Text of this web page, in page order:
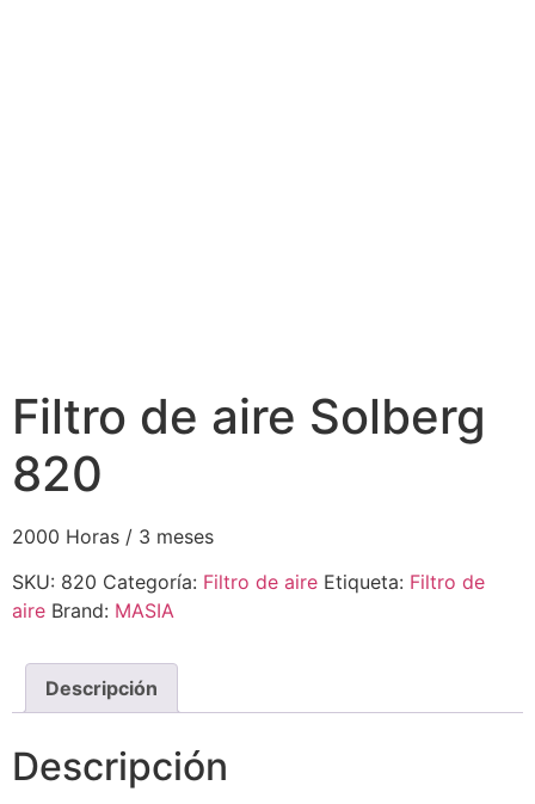
Filtro de aire Solberg
820
2000 Horas / 3 meses
SKU: 820 Categoría: Filtro de aire Etiqueta: Filtro de
aire Brand: MASIA
Descripción
Descripción